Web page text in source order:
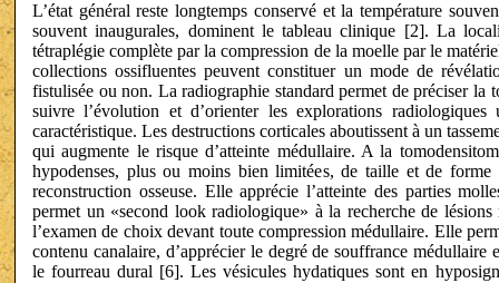
L’état général reste longtemps conservé et la température
souvent inaugurales, dominent le tableau clinique [2]. La
tétraplégie complète par la compression de la moelle par le
collections ossifluentes peuvent constituer un mode de
fistulisée ou non. La radiographie standard permet de préciser
suivre l’évolution et d’orienter les explorations
caractéristique. Les destructions corticales aboutissent à un
qui augmente le risque d’atteinte médullaire. A la
hypodenses, plus ou moins bien limitées, de taille et de
reconstruction osseuse. Elle apprécie l’atteinte des parties
permet un «second look radiologique» à la recherche de
l’examen de choix devant toute compression médullaire. Elle
contenu canalaire, d’apprécier le degré de souffrance
le fourreau dural [6]. Les vésicules hydatiques sont en